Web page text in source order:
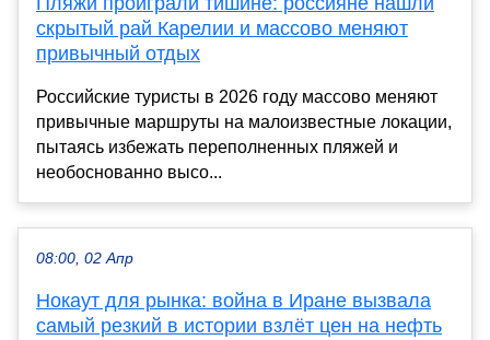
скрытый рай Карелии и массово меняют
привычный отдых
Российские туристы в 2026 году массово меняют
привычные маршруты на малоизвестные локации,
пытаясь избежать переполненных пляжей и
необоснованно высо...
08:00, 02 Апр
Нокаут для рынка: война в Иране вызвала
самый резкий в истории взлёт цен на нефть